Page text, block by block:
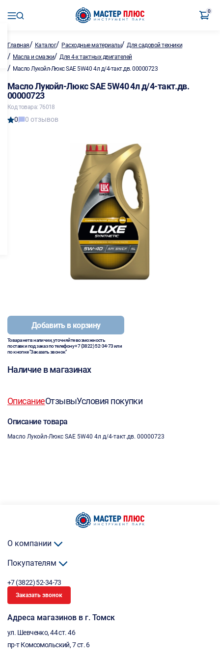
0
Главная/ Каталог/ Расходные материалы/Для садовой техники
/ Масла и смазки/Для 4-х тактных двигателей
/ Масло Лукойл-Люкс SAE 5W40 4л д/4-такт.дв. 00000723
Масло Лукойл-Люкс SAE 5W40 4л д/4-такт.дв.
00000723
Код товара: 76018
0 0 отзывов
Добавить в корзину
Товара нет в наличии, уточняйте возможность
поставки под заказ по телефону+7 (3822) 52-34-73или
по кнопке "Заказать звонок"
Наличие в магазинах
ОписаниеОтзывыУсловия покупки
Описание товара
Масло Лукойл-Люкс SAE 5W40 4л д/4-такт.дв. 00000723
О компании
Покупателям
+7 (3822) 52-34-73
Заказать звонок
Адреса магазинов в г. Томск
ул. Шевченко, 44 ст. 46
пр-т Комсомольский, 7 ст. 6